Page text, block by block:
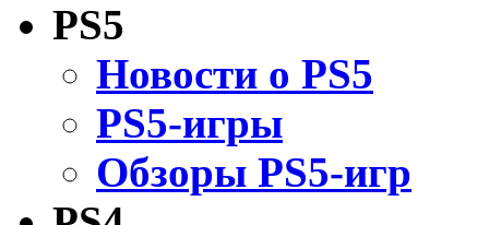
PS5
Новости о PS5
PS5-игры
Обзоры PS5-игр